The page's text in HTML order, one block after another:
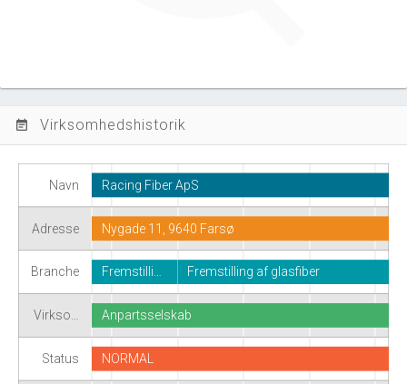
event_note Virksomhedshistorik
Navn
Adresse
Branche
Virkso…
Status
Racing Fiber ApS
Nygade 11, 9640 Farsø
Fremstilli… Fremstilling af glasfiber
Anpartsselskab
NORMAL